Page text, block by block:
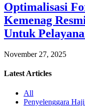
Optimalisasi
Kemenag
Untuk
November 27, 2025
Latest Articles
All
Penyelenggara